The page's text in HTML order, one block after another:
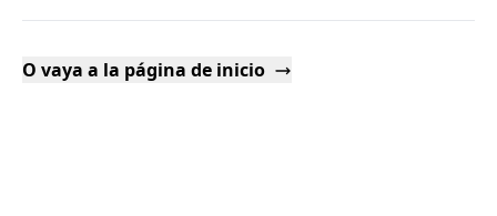
O vaya a la página de inicio